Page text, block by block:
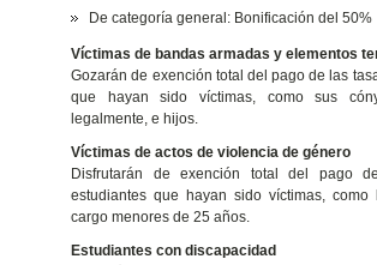
De categoría general: Bonificación del 50%
Víctimas de bandas armadas y elementos
Gozarán de exención total del pago de las
que hayan sido víctimas, como sus
legalmente, e hijos.
Víctimas de actos de violencia de género
Disfrutarán de exención total del pago
estudiantes que hayan sido víctimas,
cargo menores de 25 años.
Estudiantes con discapacidad